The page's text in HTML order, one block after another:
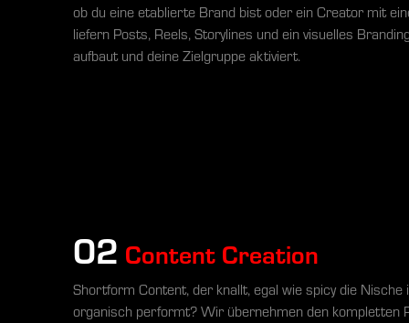
ob du eine etablierte Brand bist oder ein Creator mit
liefern Posts, Reels, Storylines und ein visuelles
aufbaut und deine Zielgruppe aktiviert.
02 Content Creation
Shortform Content, der knallt, egal wie spicy die Nische
organisch performt? Wir übernehmen den kompletten